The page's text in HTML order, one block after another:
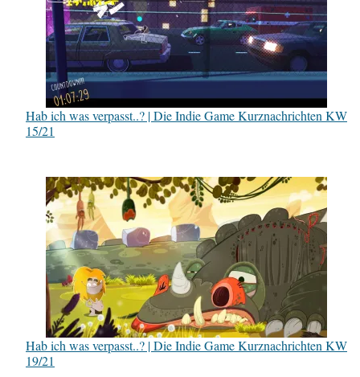
Hab ich was verpasst..? | Die Indie Game Kurznachrichten KW
15/21
Hab ich was verpasst..? | Die Indie Game Kurznachrichten KW
19/21